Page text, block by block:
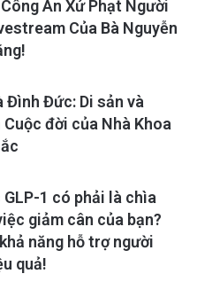
An Xử Phạt Người
Của Bà Nguyễn
Đình Đức: Di sản và
đời của Nhà Khoa
1 có phải là chìa
giảm cân của bạn?
năng hỗ trợ người
quả!